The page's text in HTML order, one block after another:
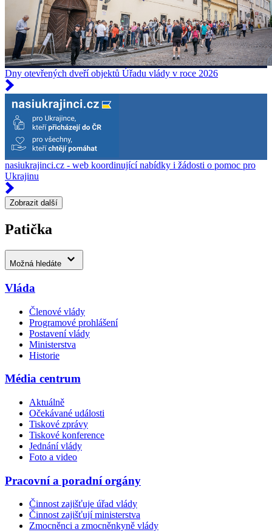
Dny otevřených dveří objektů Úřadu vlády v roce 2026
nasiukrajinci.cz - web koordinující nabídky i žádosti o pomoc pro
Ukrajinu
Zobrazit další
Patička
Možná hledáte
Vláda
Členové vlády
Programové prohlášení
Postavení vlády
Ministerstva
Historie
Média centrum
Aktuálně
Očekávané události
Tiskové zprávy
Tiskové konference
Jednání vlády
Foto a video
Pracovní a poradní orgány
Činnost zajišťuje úřad vlády
Činnost zajišťují ministerstva
Zmocněnci a zmocněnkyně vlády